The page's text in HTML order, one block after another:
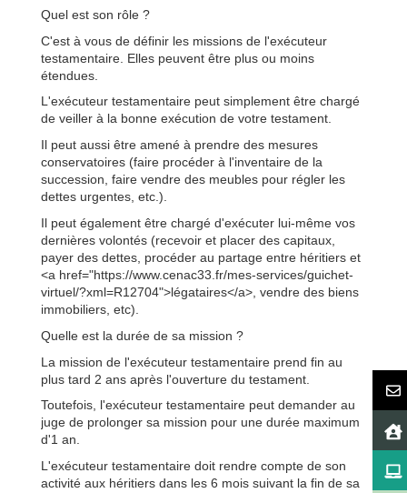
Quel est son rôle ?
C'est à vous de définir les missions de l'exécuteur
testamentaire. Elles peuvent être plus ou moins
étendues.
L'exécuteur testamentaire peut simplement être chargé
de veiller à la bonne exécution de votre testament.
Il peut aussi être amené à prendre des mesures
conservatoires (faire procéder à l'inventaire de la
succession, faire vendre des meubles pour régler les
dettes urgentes, etc.).
Il peut également être chargé d'exécuter lui-même vos
dernières volontés (recevoir et placer des capitaux,
payer des dettes, procéder au partage entre héritiers et
<a href="https://www.cenac33.fr/mes-services/guichet-
virtuel/?xml=R12704">légataires</a>, vendre des biens
immobiliers, etc).
Quelle est la durée de sa mission ?
La mission de l'exécuteur testamentaire prend fin au
plus tard 2 ans après l'ouverture du testament.
Toutefois, l'exécuteur testamentaire peut demander au
juge de prolonger sa mission pour une durée maximum
d'1 an.
L'exécuteur testamentaire doit rendre compte de son
activité aux héritiers dans les 6 mois suivant la fin de sa